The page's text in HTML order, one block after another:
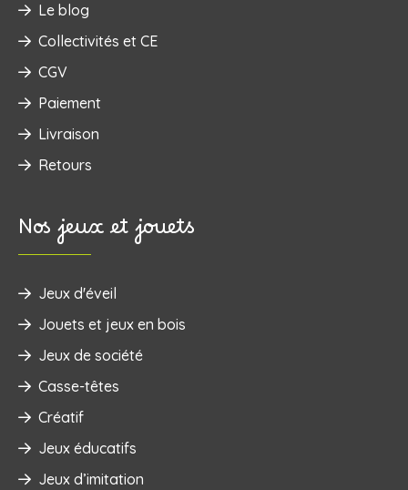
Le blog
Collectivités et CE
CGV
Paiement
Livraison
Retours
Nos jeux et jouets
Jeux d'éveil
‌Jouets et jeux en bois
Jeux de société
Casse-têtes
Créatif
Jeux éducatifs
Jeux d’imitation